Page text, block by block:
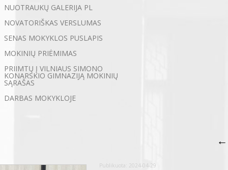
NUOTRAUKŲ GALERIJA PL
NOVATORIŠKAS VERSLUMAS
SENAS MOKYKLOS PUSLAPIS
MOKINIŲ PRIĖMIMAS
PRIIMTŲ Į VILNIAUS SIMONO
KONARSKIO GIMNAZIJĄ MOKINIŲ
SĄRAŠAS
DARBAS MOKYKLOJE
←
Publikuota: 2024-04-29